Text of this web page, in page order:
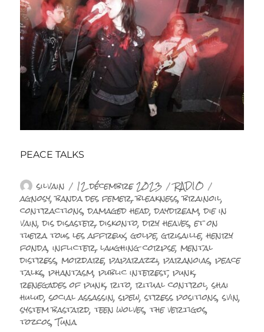
PEACE TALKS
Auteur
silvain Publié
le
12 décembre 2023 Catégories
RADIO
agnosy,banda des femer,bleakness,brainoil,
contractions,damaged head,daydream,die in
vain,dis disaster,diskonto,dry heaves,et on
tuera tous les affreux,golpe,grisaille,henry
fonda,inflicter,laughing corpse,mental
distress,mordare,paparazzi,paranoias,peace
talks,phantasm,public interest,punk,
renegades of punk,rito,ritual control,shai
hulud,social assassin,spew,stress positions,svin,
system bastard,teen wolves,the vertigos,
tozcos,Tuna